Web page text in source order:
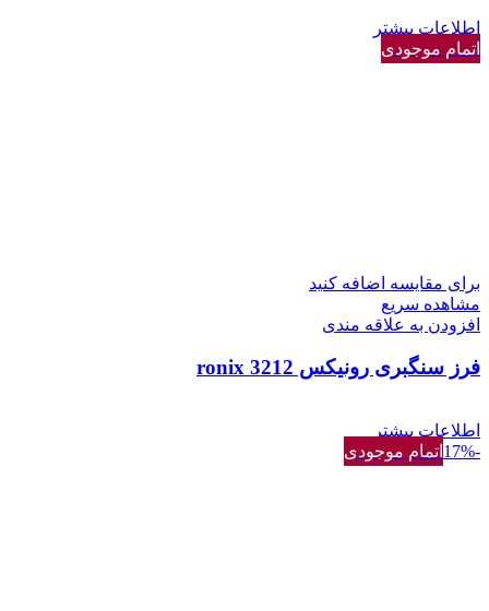
اطلاعات بیشتر
اتمام موجودی
برای مقایسه اضافه کنید
مشاهده سریع
افزودن به علاقه مندی
فرز سنگبری رونیکس 3212 ronix
اطلاعات بیشتر
-17%
اتمام موجودی